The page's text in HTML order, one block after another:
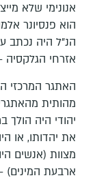
אנונימי שלא
הוא פנסיונר
הנ"ל היה נכתב
אזרחי
מהותית
יהודי היה
את יהדותו, או
מצוות (אנשים
ארבעת